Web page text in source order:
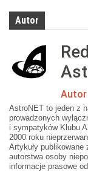
Autor
Autor
AstroNET to jeden z
prowadzonych
i sympatyków Klubu
2000 roku
Artykuły publikowane
autorstwa osoby
informacje prasowe